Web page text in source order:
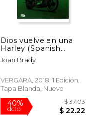
50%
dcto. $
Dios vuelve en una
Harley (Spanish
Edition)
Joan Brady
VERGARA, 2018, 1 Edición,
Tapa Blanda, Nuevo